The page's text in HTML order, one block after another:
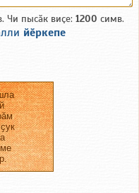
Чи пысӑк виҫе: 1200 симв.
йӗркепе